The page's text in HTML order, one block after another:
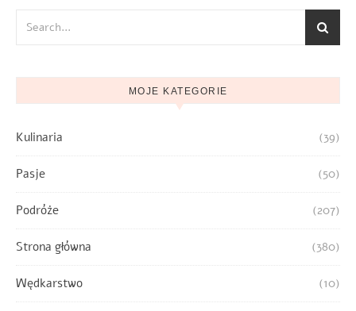
MOJE KATEGORIE
Kulinaria (39)
Pasje (50)
Podróże (207)
Strona główna (380)
Wędkarstwo (10)